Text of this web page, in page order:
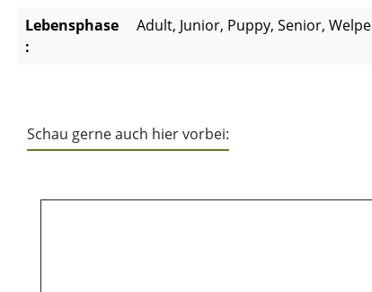
Lebensphase
:
Adult, Junior, Puppy, Senior, Welpe
Schau gerne auch hier vorbei: